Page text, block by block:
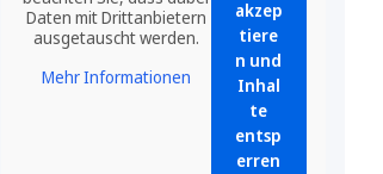
Daten mit Drittanbietern
ausgetauscht werden.
Mehr Informationen
akzep
tiere
n und
Inhal
te
entsp
erren